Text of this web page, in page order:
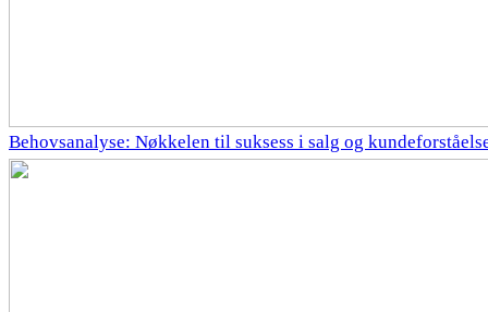
Behovsanalyse: Nøkkelen til suksess i salg og